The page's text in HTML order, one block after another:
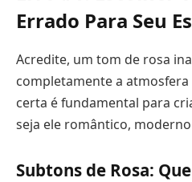
Errado Para Seu
Acredite, um tom de rosa
completamente a
certa é fundamental para
seja ele romântico,
Subtons de Rosa: